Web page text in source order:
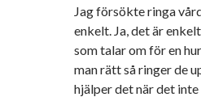
Jag försökte ringa
enkelt. Ja, det är
som talar om för en
man rätt så ringer de
hjälper det när det